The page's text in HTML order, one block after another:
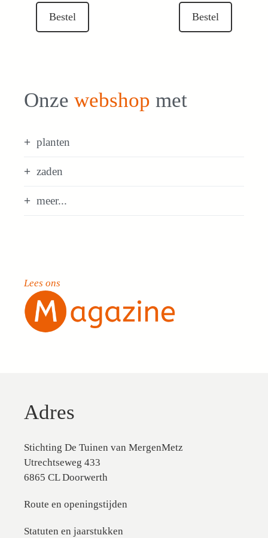
was:
Bestel Bestel
Onze webshop met
planten
zaden
meer...
Lees ons
Adres
Stichting De Tuinen van MergenMetz
Utrechtseweg 433
6865 CL Doorwerth
Route en openingstijden
Statuten en jaarstukken